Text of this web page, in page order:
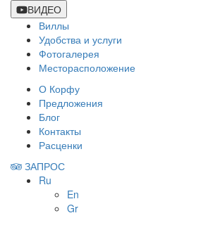
ВИДЕО
Виллы
Удобства и услуги
Фотогалерея
Месторасположение
О Корфу
Предложения
Блог
Контакты
Расценки
ЗАПРОС
Ru
En
Gr